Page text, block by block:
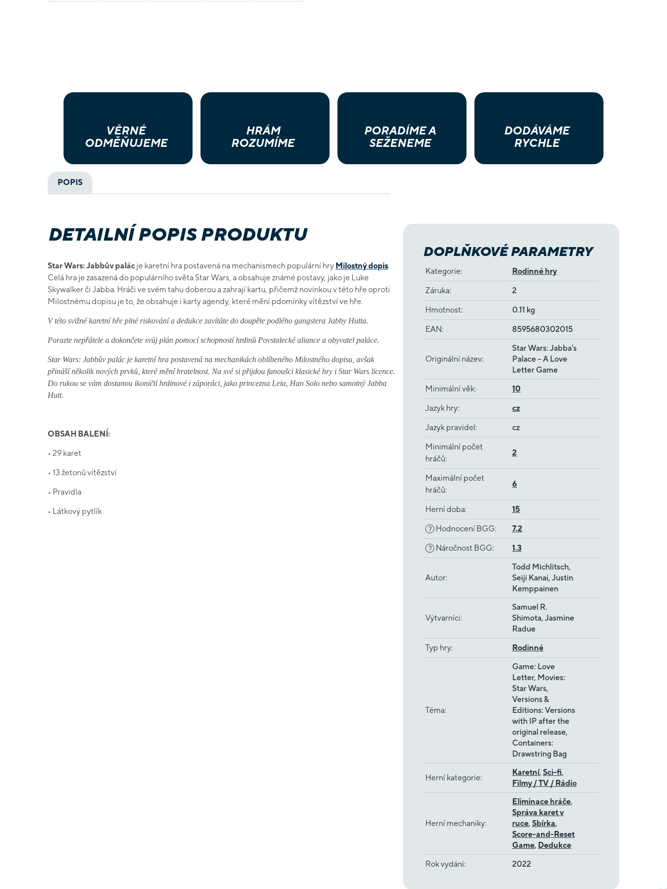
VĚRNÉ
ODMĚŇUJEME
HRÁM
ROZUMÍME
PORADÍME A
SEŽENEME
DODÁVÁME
RYCHLE
POPIS
DETAILNÍ POPIS PRODUKTU
Star Wars: Jabbův palác je karetní hra postavená na mechanismech populární hry Milostný dopis.
Celá hra je zasazená do populárního světa Star Wars, a obsahuje známé postavy, jako je Luke
Skywalker či Jabba. Hráči ve svém tahu doberou a zahrají kartu, přičemž novinkou v této hře oproti
Milostnému dopisu je to, že obsahuje i karty agendy, které mění pdomínky vítězství ve hře.
V této svižné karetní hře plné riskování a dedukce zavítáte do doupěte podlého gangstera Jabby Hutta.
Porazte nepřátele a dokončete svůj plán pomocí schopností hrdinů Povstalecké aliance a obyvatel paláce.
Star Wars: Jabbův palác je karetní hra postavená na mechanikách oblíbeného Milostného dopisu, avšak
přináší několik nových prvků, které mění hratelnost. Na své si přijdou fanoušci klasické hry i Star Wars licence.
Do rukou se vám dostanou ikoničtí hrdinové i záporáci, jako princezna Leia, Han Solo nebo samotný Jabba
Hutt.
OBSAH BALENÍ:
• 29 karet
• 13 žetonů vítězství
• Pravidla
• Látkový pytlík
DOPLŇKOVÉ PARAMETRY
Kategorie: Rodinné hry
Záruka: 2
Hmotnost: 0.11 kg
EAN: 8595680302015
Originální název:
Star Wars: Jabba's
Palace – A Love
Letter Game
Minimální věk: 10
Jazyk hry: cz
Jazyk pravidel: cz
Minimální počet
hráčů:
2
Maximální počet
hráčů:
6
Herní doba: 15
? Hodnocení BGG: 7.2
? Náročnost BGG: 1.3
Autor:
Todd Michlitsch,
Seiji Kanai, Justin
Kemppainen
Výtvarníci:
Samuel R.
Shimota, Jasmine
Radue
Typ hry: Rodinné
Téma:
Game: Love
Letter, Movies:
Star Wars,
Versions &
Editions: Versions
with IP after the
original release,
Containers:
Drawstring Bag
Herní kategorie:
Karetní, Sci-fi,
Filmy / TV / Rádio
Herní mechaniky:
Eliminace hráče,
Správa karet v
ruce, Sbírka,
Score-and-Reset
Game, Dedukce
Rok vydání: 2022